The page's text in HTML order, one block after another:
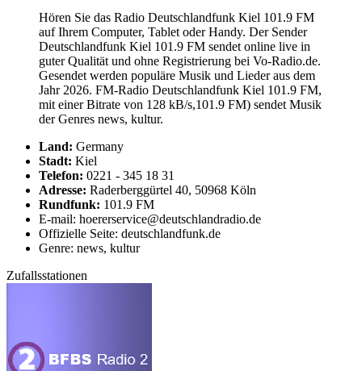
Hören Sie das Radio Deutschlandfunk Kiel 101.9 FM
auf Ihrem Computer, Tablet oder Handy. Der Sender
Deutschlandfunk Kiel 101.9 FM sendet online live in
guter Qualität und ohne Registrierung bei Vo-Radio.de.
Gesendet werden populäre Musik und Lieder aus dem
Jahr 2026. FM-Radio Deutschlandfunk Kiel 101.9 FM,
mit einer Bitrate von 128 kB/s,101.9 FM) sendet Musik
der Genres news, kultur.
Land: Germany
Stadt: Kiel
Telefon: 0221 - 345 18 31
Adresse: Raderberggürtel 40, 50968 Köln
Rundfunk: 101.9 FM
E-mail: hoererservice@deutschlandradio.de
Offizielle Seite: deutschlandfunk.de
Genre: news, kultur
Zufallsstationen